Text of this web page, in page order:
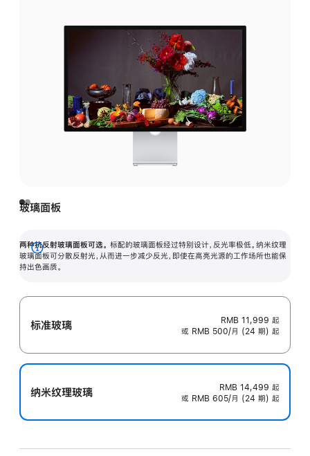
玻璃面板
两种抗反射玻璃面板可选。 标配的玻璃面板经过特别设计，反光率极低。纳米纹理
玻璃面板可分散反射光，从而进一步减少反光，即使在高亮光源的工作场所也能保
持出色画质。
展
开
标准玻璃 RMB 11,999 起
或 RMB 500/月 (24 期) 起
纳米纹理玻璃 RMB 14,499 起
或 RMB 605/月 (24 期) 起